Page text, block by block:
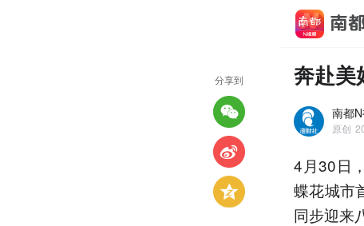
奔赴美
南都
原创
4月30日
蝶花城市
同步迎来
分享到